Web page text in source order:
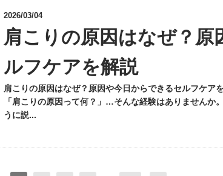
2026/03/04
肩こりの原因はなぜ？原
ルフケアを解説
肩こりの原因はなぜ？原因や今日からできるセルフケア
「肩こりの原因って何？」…そんな経験はありませんか
うに説...